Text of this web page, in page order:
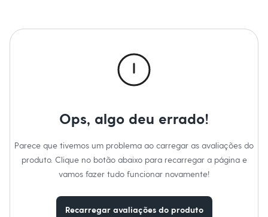
Calças
Dia dos Pais
Novidades
Roupas
Bermudas
Camisetas e Regatas
Casacos e Jaquetas
98% poliéster, 2% elastano
Gênero: Feminino
Ops, algo deu errado!
Parece que tivemos um problema ao carregar as avaliações do
produto. Clique no botão abaixo para recarregar a página e
vamos fazer tudo funcionar novamente!
Recarregar avaliações do produto